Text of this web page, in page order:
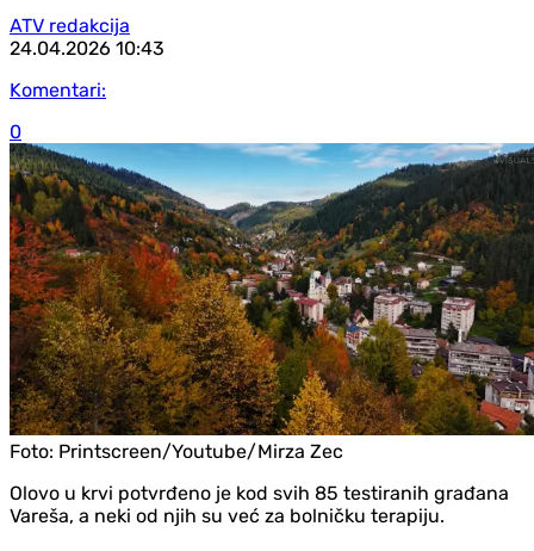
ATV redakcija
24.04.2026 10:43
Komentari:
0
Foto: Printscreen/Youtube/Mirza Zec
Olovo u krvi potvrđeno je kod svih 85 testiranih građana
Vareša, a neki od njih su već za bolničku terapiju.